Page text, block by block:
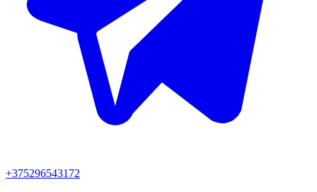
+375296543172